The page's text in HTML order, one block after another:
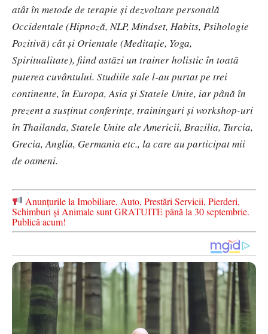
atât în metode de terapie și dezvoltare personală
Occidentale (Hipnoză, NLP, Mindset, Habits, Psihologie
Pozitivă) cât și Orientale (Meditație, Yoga,
Spiritualitate), fiind astăzi un trainer holistic în toată
puterea cuvântului. Studiile sale l-au purtat pe trei
continente, în Europa, Asia și Statele Unite, iar până în
prezent a susţinut conferinţe, traininguri şi workshop-uri
în Thailanda, Statele Unite ale Americii, Brazilia, Turcia,
Grecia, Anglia, Germania etc., la care au participat mii
de oameni.
Anunțurile la Imobiliare, Auto, Prestări Servicii, Pierderi,
Schimburi și Animale sunt GRATUITE până la 30 septembrie.
Publică acum!